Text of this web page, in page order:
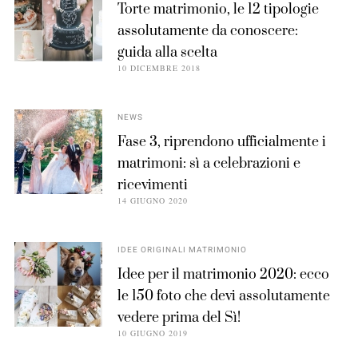
Torte matrimonio, le 12 tipologie
assolutamente da conoscere:
guida alla scelta
10 DICEMBRE 2018
NEWS
Fase 3, riprendono ufficialmente i
matrimoni: sì a celebrazioni e
ricevimenti
14 GIUGNO 2020
IDEE ORIGINALI MATRIMONIO
Idee per il matrimonio 2020: ecco
le 150 foto che devi assolutamente
vedere prima del Sì!
10 GIUGNO 2019